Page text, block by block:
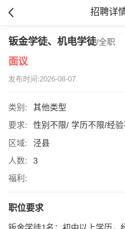
招聘详
钣金学徒、机电学徒/全职
面议
发布时间:2026-08-07
类别:
其他类型
要求:
性别不限/ 学历不限/经
区域:
泾县
人数:
3
福利:
职位要求